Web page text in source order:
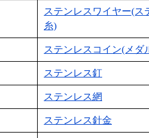
ステンレスワイヤー(ス
糸)
ステンレスコイン(メダ
ステンレス釘
ステンレス網
ステンレス針金